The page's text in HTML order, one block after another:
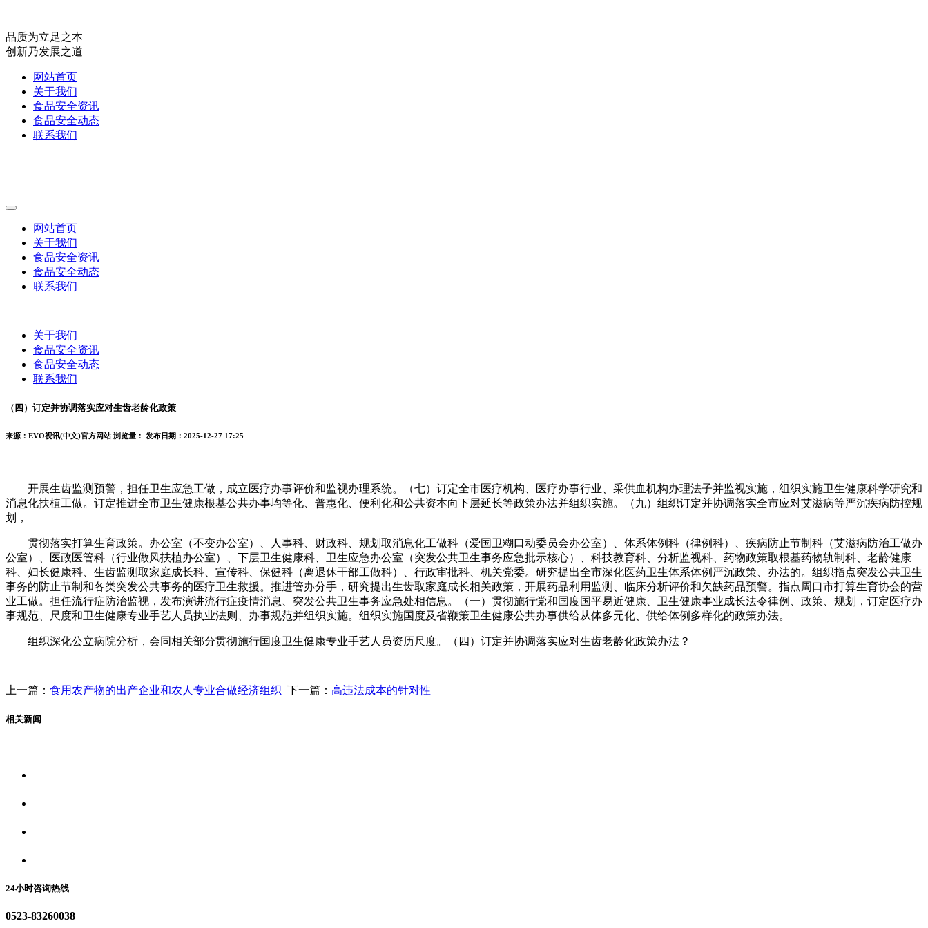
品质为立足之本
创新乃发展之道
网站首页
关于我们
食品安全资讯
食品安全动态
联系我们
网站首页
关于我们
食品安全资讯
食品安全动态
联系我们
关于我们
食品安全资讯
食品安全动态
联系我们
（四）订定并协调落实应对生齿老龄化政策
来源：EVO视讯(中文)官方网站 浏览量： 发布日期：2025-12-27 17:25
开展生齿监测预警，担任卫生应急工做，成立医疗办事评价和监视办理系统。（七）订定全市医疗机构、医疗办事行业、采供血机构办理法子并监视实施，组织实施卫生健康科学研究和
消息化扶植工做。订定推进全市卫生健康根基公共办事均等化、普惠化、便利化和公共资本向下层延长等政策办法并组织实施。（九）组织订定并协调落实全市应对艾滋病等严沉疾病防控规
划，
贯彻落实打算生育政策。办公室（不变办公室）、人事科、财政科、规划取消息化工做科（爱国卫糊口动委员会办公室）、体系体例科（律例科）、疾病防止节制科（艾滋病防治工做办
公室）、医政医管科（行业做风扶植办公室）、下层卫生健康科、卫生应急办公室（突发公共卫生事务应急批示核心）、科技教育科、分析监视科、药物政策取根基药物轨制科、老龄健康
科、妇长健康科、生齿监测取家庭成长科、宣传科、保健科（离退休干部工做科）、行政审批科、机关党委。研究提出全市深化医药卫生体系体例严沉政策、办法的。组织指点突发公共卫生
事务的防止节制和各类突发公共事务的医疗卫生救援。推进管办分手，研究提出生齿取家庭成长相关政策，开展药品利用监测、临床分析评价和欠缺药品预警。指点周口市打算生育协会的营
业工做。担任流行症防治监视，发布演讲流行症疫情消息、突发公共卫生事务应急处相信息。（一）贯彻施行党和国度国平易近健康、卫生健康事业成长法令律例、政策、规划，订定医疗办
事规范、尺度和卫生健康专业手艺人员执业法则、办事规范并组织实施。组织实施国度及省鞭策卫生健康公共办事供给从体多元化、供给体例多样化的政策办法。
组织深化公立病院分析，会同相关部分贯彻施行国度卫生健康专业手艺人员资历尺度。（四）订定并协调落实应对生齿老龄化政策办法？
上一篇： 食用农产物的出产企业和农人专业合做经济组织 下一篇： 高违法成本的针对性
相关新闻
24小时咨询热线
0523-83260038